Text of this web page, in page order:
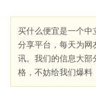
买什么便宜是一个中
分享平台，每天为网
讯。我们的信息大部
格，不妨给我们爆料